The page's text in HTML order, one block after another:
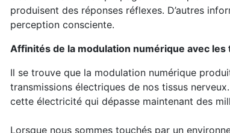
produisent des réponses réflexes. D’autres
perception consciente.
Affinités de la modulation numérique avec
Il se trouve que la modulation numérique
transmissions électriques de nos tissus
cette électricité qui dépasse maintenant des
Lorsque nous sommes touchés par un